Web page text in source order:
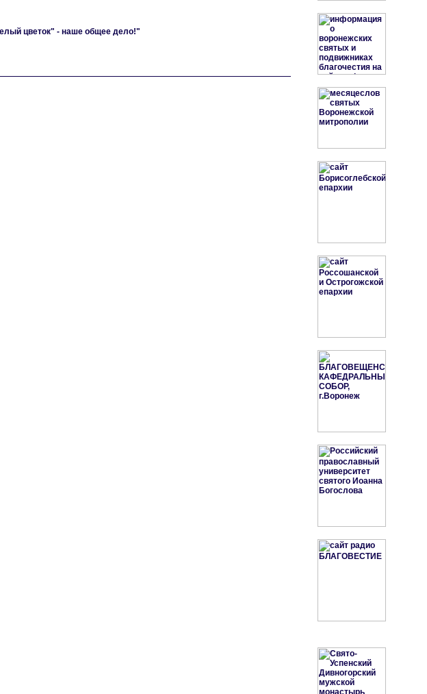
цветок" - наше общее дело!"